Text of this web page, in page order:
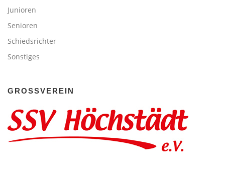
Junioren
Senioren
Schiedsrichter
Sonstiges
GROSSVEREIN